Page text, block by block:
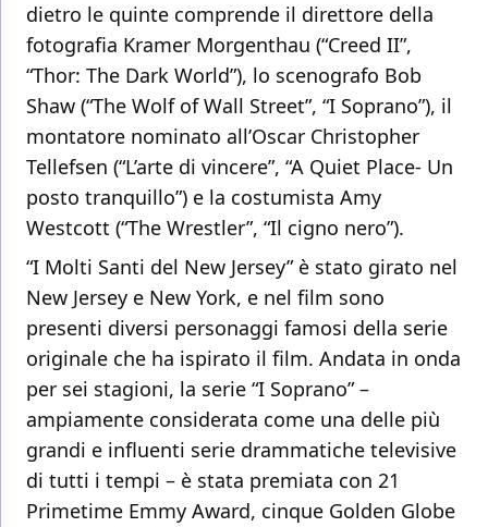
dietro le quinte comprende il direttore della
fotografia Kramer Morgenthau (“Creed II”,
“Thor: The Dark World”), lo scenografo Bob
Shaw (“The Wolf of Wall Street”, “I Soprano”), il
montatore nominato all’Oscar Christopher
Tellefsen (“L’arte di vincere”, “A Quiet Place- Un
posto tranquillo”) e la costumista Amy
Westcott (“The Wrestler”, “Il cigno nero”).
“I Molti Santi del New Jersey” è stato girato nel
New Jersey e New York, e nel film sono
presenti diversi personaggi famosi della serie
originale che ha ispirato il film. Andata in onda
per sei stagioni, la serie “I Soprano” –
ampiamente considerata come una delle più
grandi e influenti serie drammatiche televisive
di tutti i tempi – è stata premiata con 21
Primetime Emmy Award, cinque Golden Globe